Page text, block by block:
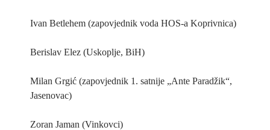
Ivan Betlehem (zapovjednik voda HOS-a Koprivnica)
Berislav Elez (Uskoplje, BiH)
Milan Grgić (zapovjednik 1. satnije „Ante Paradžik“,
Jasenovac)
Zoran Jaman (Vinkovci)